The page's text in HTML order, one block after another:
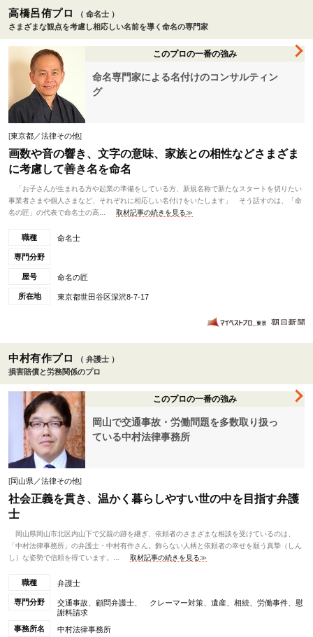
高橋呂侑プロ
（ 命名士 ）
さまざまな観点を考慮し相応しい名前を導く命名の専門家
このプロの一番の強み
命名専門家による名付けのコンサルティン
グ
[東京都／法律その他]
画数や音の響き、文字の意味、家族との相性などさまざま
に考慮して善き名を命名
「お子さんが生まれる方や起業の準備をしている方、新規名称で新たなスタートを切りたい
事業者さまや個人さまなど、それぞれに相応しい名付けをいたします」 そう話すのは、「命
名の匠」の代表で命名士の高...
取材記事の続きを見る≫
職種 命名士
専門分野
屋号 命名の匠
所在地 東京都世田谷区深沢8-7-17
中村有作プロ
（ 弁護士 ）
損害賠償と労務関係のプロ
このプロの一番の強み
岡山で交通事故・労働問題を多数取り扱っ
ている中村法律事務所
[岡山県／法律その他]
社会正義を貫き、温かく暮らしやすい世の中を目指す弁護
士
岡山県岡山市北区内山下で父親の跡を継ぎ、依頼者のさまざまな相談を受けているのは、
「中村法律事務所」の弁護士・中村有作さん。飾らない人柄と依頼者の幸せを願う真摯（しん
し）な姿勢で信頼を得ています。...
取材記事の続きを見る≫
職種 弁護士
専門分野
交通事故、顧問弁護士、 クレーマー対策、遺産、相続、労働事件、慰
謝料請求
事務所名
中村法律事務所